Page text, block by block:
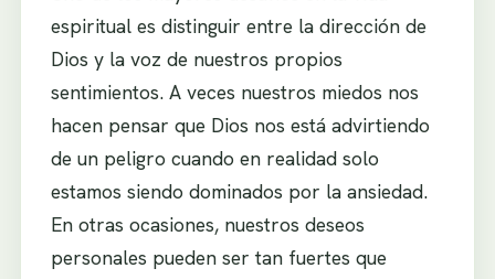
espiritual es distinguir entre la dirección de
Dios y la voz de nuestros propios
sentimientos. A veces nuestros miedos nos
hacen pensar que Dios nos está advirtiendo
de un peligro cuando en realidad solo
estamos siendo dominados por la ansiedad.
En otras ocasiones, nuestros deseos
personales pueden ser tan fuertes que